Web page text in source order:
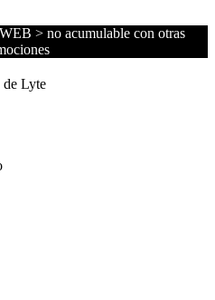
> no acumulable con otras